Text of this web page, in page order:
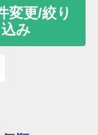
変更/絞り
込み